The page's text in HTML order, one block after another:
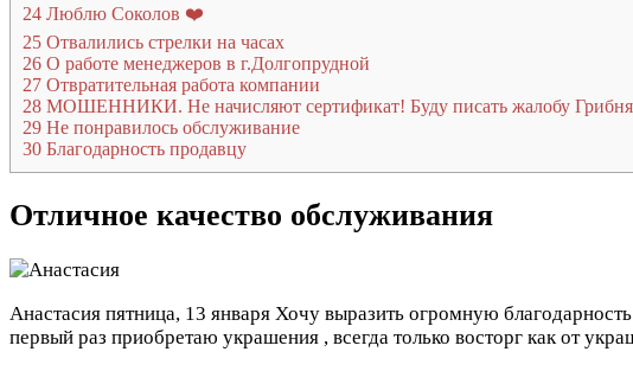
24 Люблю Соколов ❤️
25 Отвалились стрелки на часах
26 О работе менеджеров в г.Долгопрудной
27 Отвратительная работа компании
28 МОШЕННИКИ. Не начисляют сертификат! Буду писать жалобу
29 Не понравилось обслуживание
30 Благодарность продавцу
Отличное качество обслуживания
Анастасия пятница, 13 января Хочу выразить огромную
первый раз приобретаю украшения , всегда только восторг как от